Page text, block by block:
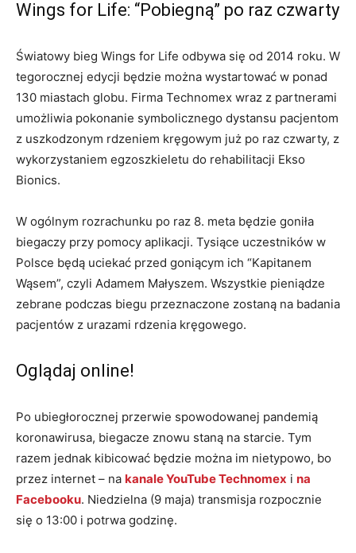
Wings for Life: “Pobiegną” po raz czwarty
Światowy bieg Wings for Life odbywa się od 2014 roku. W
tegorocznej edycji będzie można wystartować w ponad
130 miastach globu. Firma Technomex wraz z partnerami
umożliwia pokonanie symbolicznego dystansu pacjentom
z uszkodzonym rdzeniem kręgowym już po raz czwarty, z
wykorzystaniem egzoszkieletu do rehabilitacji Ekso
Bionics.
W ogólnym rozrachunku po raz 8. meta będzie goniła
biegaczy przy pomocy aplikacji. Tysiące uczestników w
Polsce będą uciekać przed goniącym ich “Kapitanem
Wąsem”, czyli Adamem Małyszem. Wszystkie pieniądze
zebrane podczas biegu przeznaczone zostaną na badania
pacjentów z urazami rdzenia kręgowego.
Oglądaj online!
Po ubiegłorocznej przerwie spowodowanej pandemią
koronawirusa, biegacze znowu staną na starcie. Tym
razem jednak kibicować będzie można im nietypowo, bo
przez internet – na kanale YouTube Technomex i na
Facebooku. Niedzielna (9 maja) transmisja rozpocznie
się o 13:00 i potrwa godzinę.